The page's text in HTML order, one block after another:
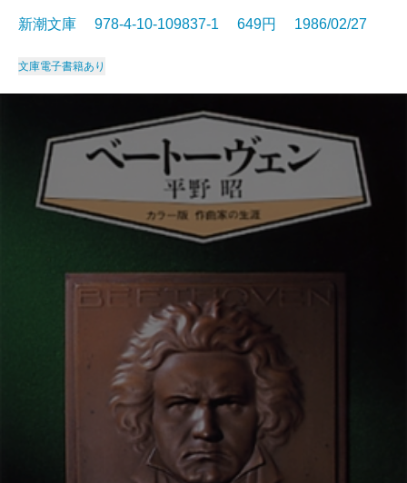
新潮文庫 978-4-10-109837-1 649円 1986/02/27
文庫電子書籍あり